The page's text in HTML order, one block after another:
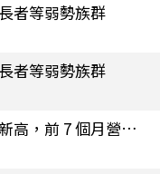
者等弱勢族群
者等弱勢族群
威剛 7 月營收年增超過 331% 續創新高，前 7 個月營收破 826.5 億元